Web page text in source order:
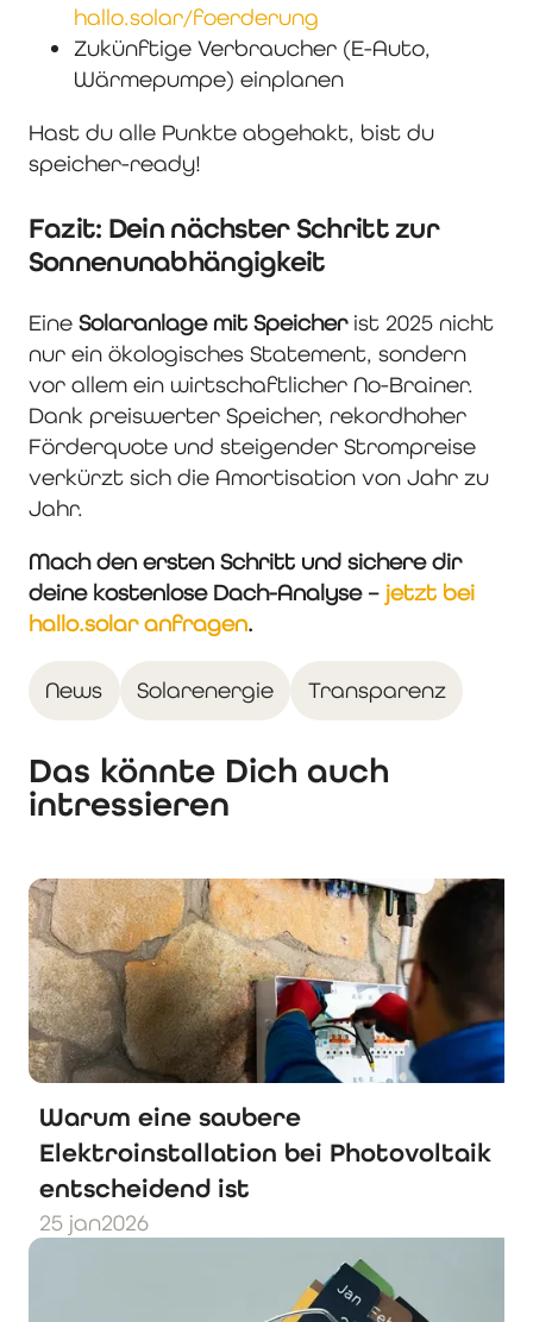
hallo.solar/foerderung
Zukünftige Verbraucher (E-Auto,
Wärmepumpe) einplanen
Hast du alle Punkte abgehakt, bist du
speicher-ready!
Fazit: Dein nächster Schritt zur
Sonnenunabhängigkeit
Eine Solaranlage mit Speicherist 2025 nicht
nur ein ökologisches Statement, sondern
vor allem ein wirtschaftlicher No-Brainer.
Dank preiswerter Speicher, rekordhoher
Förderquote und steigender Strompreise
verkürzt sich die Amortisation von Jahr zu
Jahr.
Mach den ersten Schritt und sichere dir
deine kostenlose Dach-Analyse – jetzt bei
hallo.solar anfragen.
News Solarenergie Transparenz
Das könnte Dich auch
intressieren
Warum eine saubere
Elektroinstallation bei Photovoltaik
entscheidend ist
25 jan2026